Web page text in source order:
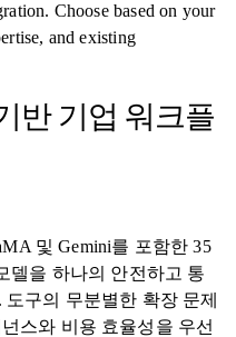
Choose based on your
and existing
반 기업 워크플
및 Gemini를 포함한 35
델을 하나의 안전하고 통
구의 무분별한 확장 문제
스와 비용 효율성을 우선